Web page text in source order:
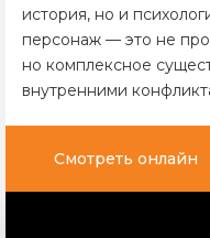
история, но и
персонаж — это не
но комплексное
внутренними
Смотреть онлайн